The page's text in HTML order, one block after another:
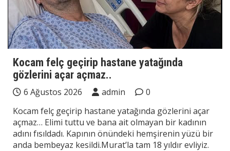
Kocam felç geçirip hastane yatağında
gözlerini açar açmaz..
6 Ağustos 2026 admin
0
Kocam felç geçirip hastane yatağında gözlerini açar
açmaz… Elimi tuttu ve bana ait olmayan bir kadının
adını fısıldadı. Kapının önündeki hemşirenin yüzü bir
anda bembeyaz kesildi.Murat’la tam 18 yıldır evliyiz.